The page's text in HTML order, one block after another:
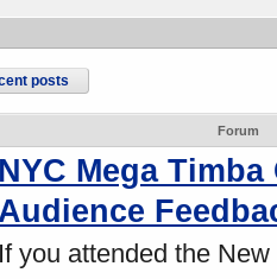
posts
Forum
NYC Mega
Audience
If you attended the